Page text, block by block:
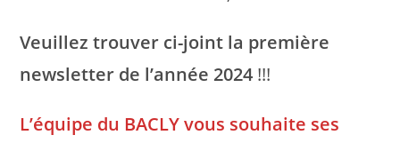
Veuillez trouver ci-joint la première
newsletter de l’année 2024 !!!
L’équipe du BACLY vous souhaite ses